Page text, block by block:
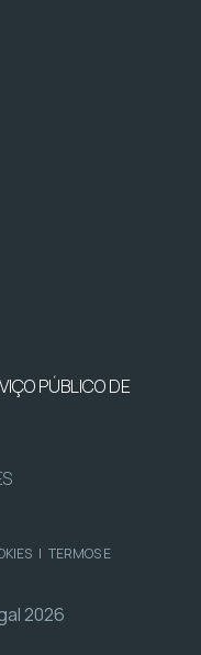
PÚBLICO DE
| TERMOS E
2026